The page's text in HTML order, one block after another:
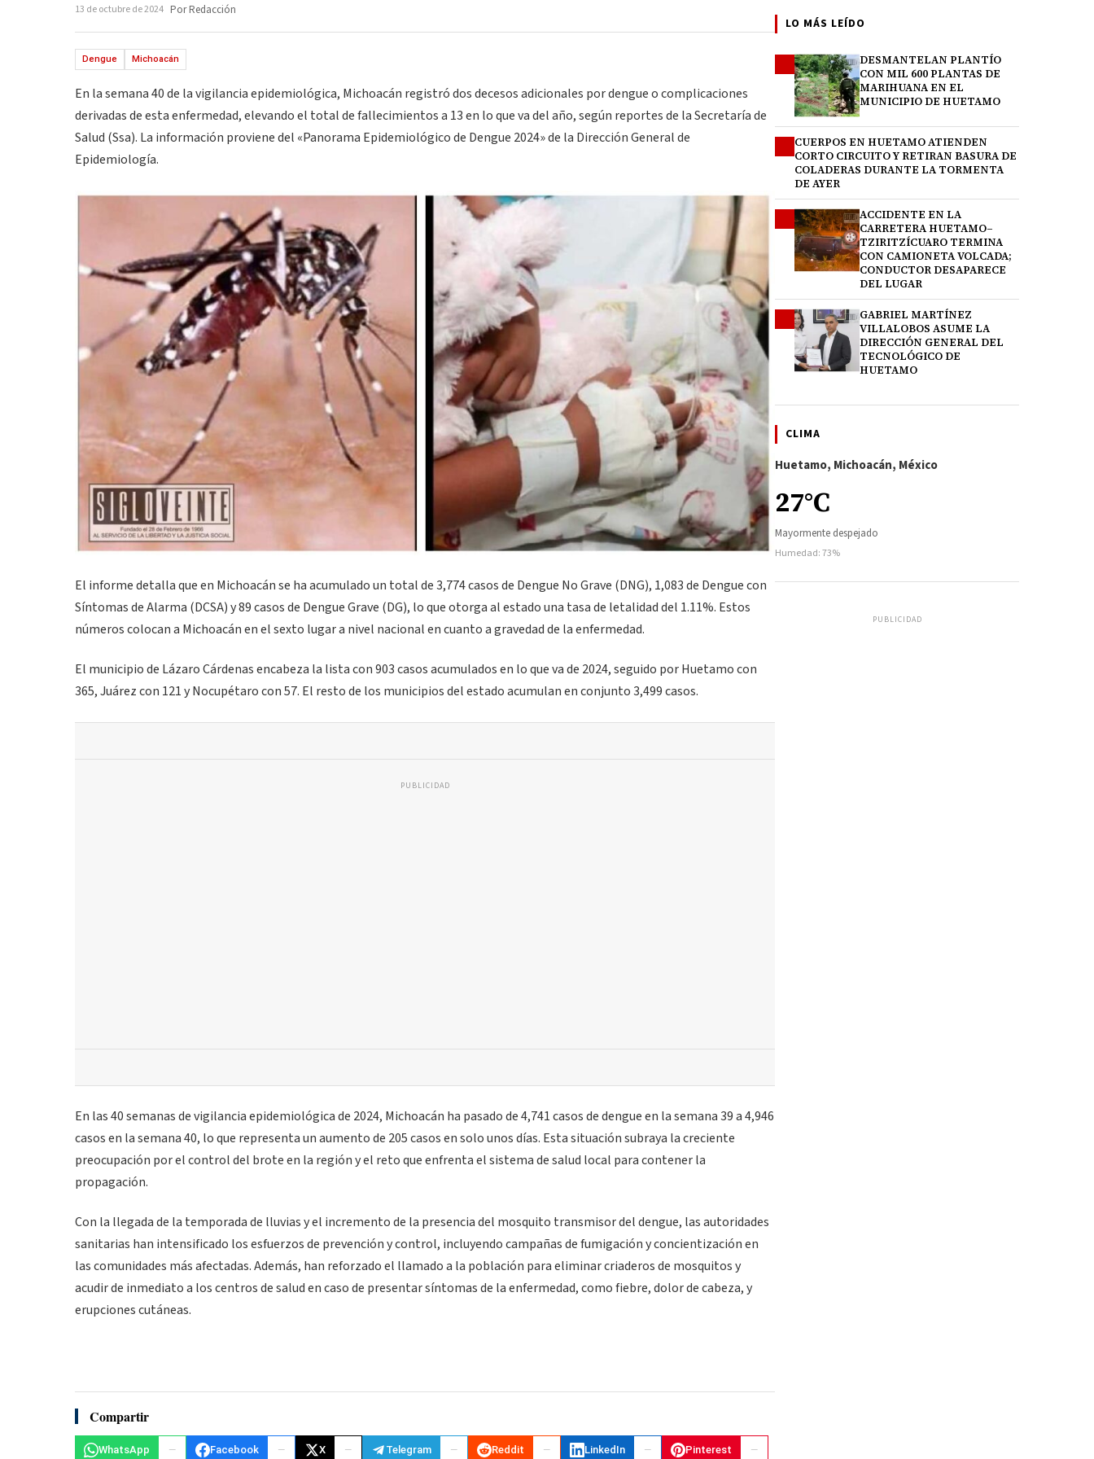
13 de octubre de 2024 Por Redacción
Dengue Michoacán
En la semana 40 de la vigilancia epidemiológica, Michoacán registró dos decesos adicionales por dengue o complicaciones
derivadas de esta enfermedad, elevando el total de fallecimientos a 13 en lo que va del año, según reportes de la Secretaría de
Salud (Ssa). La información proviene del «Panorama Epidemiológico de Dengue 2024» de la Dirección General de
Epidemiología.
El informe detalla que en Michoacán se ha acumulado un total de 3,774 casos de Dengue No Grave (DNG), 1,083 de Dengue con
Síntomas de Alarma (DCSA) y 89 casos de Dengue Grave (DG), lo que otorga al estado una tasa de letalidad del 1.11%. Estos
números colocan a Michoacán en el sexto lugar a nivel nacional en cuanto a gravedad de la enfermedad.
El municipio de Lázaro Cárdenas encabeza la lista con 903 casos acumulados en lo que va de 2024, seguido por Huetamo con
365, Juárez con 121 y Nocupétaro con 57. El resto de los municipios del estado acumulan en conjunto 3,499 casos.
PUBLICIDAD
En las 40 semanas de vigilancia epidemiológica de 2024, Michoacán ha pasado de 4,741 casos de dengue en la semana 39 a 4,946
casos en la semana 40, lo que representa un aumento de 205 casos en solo unos días. Esta situación subraya la creciente
preocupación por el control del brote en la región y el reto que enfrenta el sistema de salud local para contener la
propagación.
Con la llegada de la temporada de lluvias y el incremento de la presencia del mosquito transmisor del dengue, las autoridades
sanitarias han intensificado los esfuerzos de prevención y control, incluyendo campañas de fumigación y concientización en
las comunidades más afectadas. Además, han reforzado el llamado a la población para eliminar criaderos de mosquitos y
acudir de inmediato a los centros de salud en caso de presentar síntomas de la enfermedad, como fiebre, dolor de cabeza, y
erupciones cutáneas.
Compartir
WhatsApp Facebook X Telegram Reddit LinkedIn Pinterest
LO MÁS LEÍDO
DESMANTELAN PLANTÍO
CON MIL 600 PLANTAS DE
MARIHUANA EN EL
MUNICIPIO DE HUETAMO
CUERPOS EN HUETAMO ATIENDEN
CORTO CIRCUITO Y RETIRAN BASURA DE
COLADERAS DURANTE LA TORMENTA
DE AYER
ACCIDENTE EN LA
CARRETERA HUETAMO–
TZIRITZÍCUARO TERMINA
CON CAMIONETA VOLCADA;
CONDUCTOR DESAPARECE
DEL LUGAR
GABRIEL MARTÍNEZ
VILLALOBOS ASUME LA
DIRECCIÓN GENERAL DEL
TECNOLÓGICO DE
HUETAMO
CLIMA
Huetamo, Michoacán, México
27°C
Mayormente despejado
Humedad: 73%
PUBLICIDAD